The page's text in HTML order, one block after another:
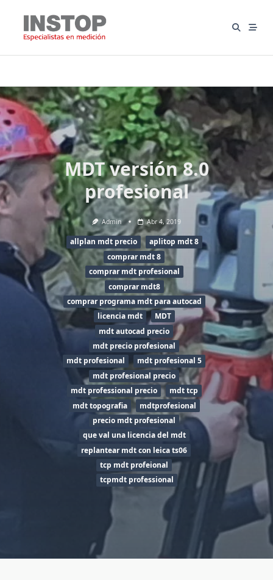
contenido
MDT versión 8.0
profesional
Admin Abr 4, 2019
allplan mdt precio
aplitop mdt 8
comprar mdt 8
comprar mdt profesional
comprar mdt8
comprar programa mdt para autocad
licencia mdt
MDT
mdt autocad precio
mdt precio profesional
mdt profesional
mdt profesional 5
mdt profesional precio
mdt professional precio
mdt tcp
mdt topografia
mdtprofesional
precio mdt profesional
que val una licencia del mdt
replantear mdt con leica ts06
tcp mdt profeional
tcpmdt professional